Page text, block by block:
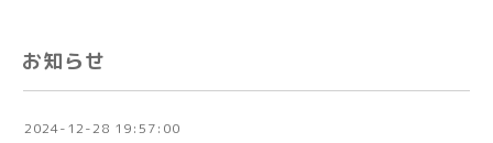
お知らせ
2024-12-28 19:57:00